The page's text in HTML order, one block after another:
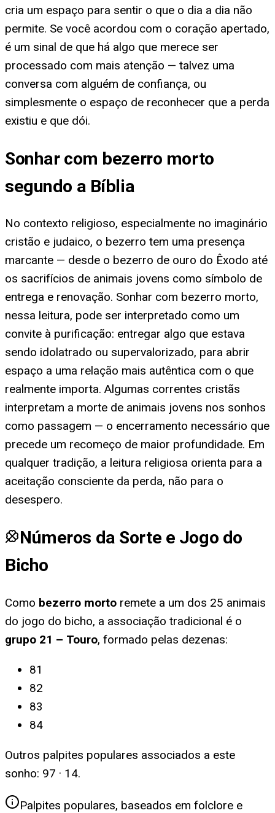
cria um espaço para sentir o que o dia a dia não
permite. Se você acordou com o coração apertado,
é um sinal de que há algo que merece ser
processado com mais atenção — talvez uma
conversa com alguém de confiança, ou
simplesmente o espaço de reconhecer que a perda
existiu e que dói.
Sonhar com bezerro morto
segundo a Bíblia
No contexto religioso, especialmente no imaginário
cristão e judaico, o bezerro tem uma presença
marcante — desde o bezerro de ouro do Êxodo até
os sacrifícios de animais jovens como símbolo de
entrega e renovação. Sonhar com bezerro morto,
nessa leitura, pode ser interpretado como um
convite à purificação: entregar algo que estava
sendo idolatrado ou supervalorizado, para abrir
espaço a uma relação mais autêntica com o que
realmente importa. Algumas correntes cristãs
interpretam a morte de animais jovens nos sonhos
como passagem — o encerramento necessário que
precede um recomeço de maior profundidade. Em
qualquer tradição, a leitura religiosa orienta para a
aceitação consciente da perda, não para o
desespero.
Números da Sorte e Jogo do
Bicho
Como bezerro morto remete a um dos 25 animais
do jogo do bicho, a associação tradicional é o
grupo 21 – Touro, formado pelas dezenas:
81
82
83
84
Outros palpites populares associados a este
sonho: 97 · 14.
Palpites populares, baseados em folclore e